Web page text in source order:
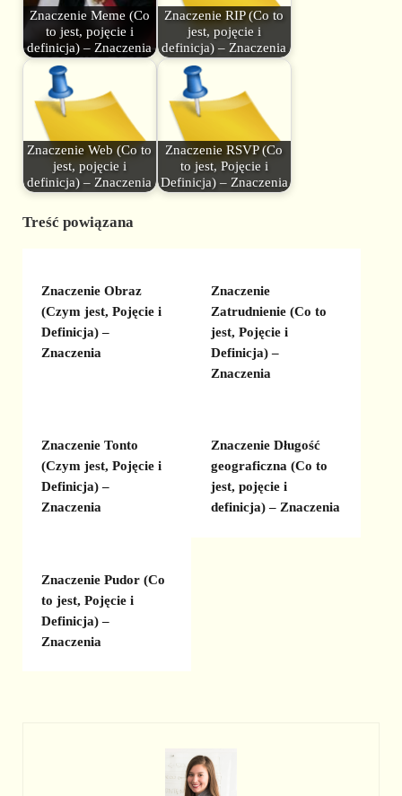
Znaczenie Meme (Co
to jest, pojęcie i
definicja) – Znaczenia
Znaczenie RIP (Co to
jest, pojęcie i
definicja) – Znaczenia
Znaczenie Web (Co to
jest, pojęcie i
definicja) – Znaczenia
Znaczenie RSVP (Co
to jest, Pojęcie i
Definicja) – Znaczenia
Treść powiązana
Znaczenie Obraz
(Czym jest, Pojęcie i
Definicja) –
Znaczenia
Znaczenie
Zatrudnienie (Co to
jest, Pojęcie i
Definicja) –
Znaczenia
Znaczenie Tonto
(Czym jest, Pojęcie i
Definicja) –
Znaczenia
Znaczenie Długość
geograficzna (Co to
jest, pojęcie i
definicja) – Znaczenia
Znaczenie Pudor (Co
to jest, Pojęcie i
Definicja) –
Znaczenia